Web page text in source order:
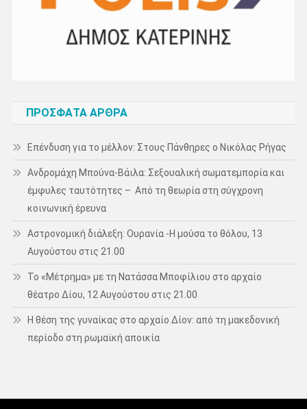
ΠΡΌΣΦΑΤΑ ΆΡΘΡΑ
Επένδυση για το μέλλον: Στους Πάνθηρες ο Νικόλας Ρήγας
Ανδρομάχη Μπούνα-Βάιλα: Σεξουαλική σωματεμπορία και
έμφυλες ταυτότητες – Από τη θεωρία στη σύγχρονη
κοινωνική έρευνα
Αστρονομική διάλεξη: Ουρανία -Η μούσα το θόλου, 13
Αυγούστου στις 21.00
Το «Μέτρημα» με τη Νατάσσα Μποφίλιου στο αρχαίο
θέατρο Δίου, 12 Αυγούστου στις 21.00
Η θέση της γυναίκας στο αρχαίο Δίον: από τη μακεδονική
περίοδο στη ρωμαϊκή αποικία